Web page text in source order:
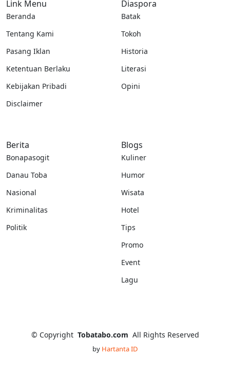
Link Menu
Beranda
Tentang Kami
Pasang Iklan
Ketentuan Berlaku
Kebijakan Pribadi
Disclaimer
Diaspora
Batak
Tokoh
Historia
Literasi
Opini
Berita
Bonapasogit
Danau Toba
Nasional
Kriminalitas
Politik
Blogs
Kuliner
Humor
Wisata
Hotel
Tips
Promo
Event
Lagu
© Copyright Tobatabo.com All Rights Reserved
by Hartanta ID